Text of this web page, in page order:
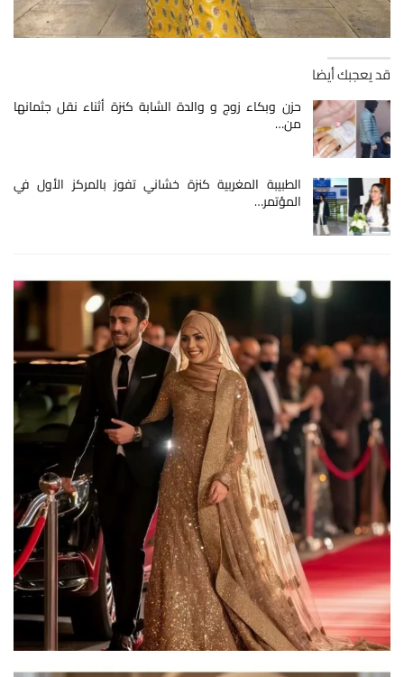
قد يعجبك أيضا
حزن وبكاء زوج و والدة الشابة كنزة أثناء نقل جثمانها
من…
الطبيبة المغربية كنزة خشاني تفوز بالمركز الأول في
المؤتمر…